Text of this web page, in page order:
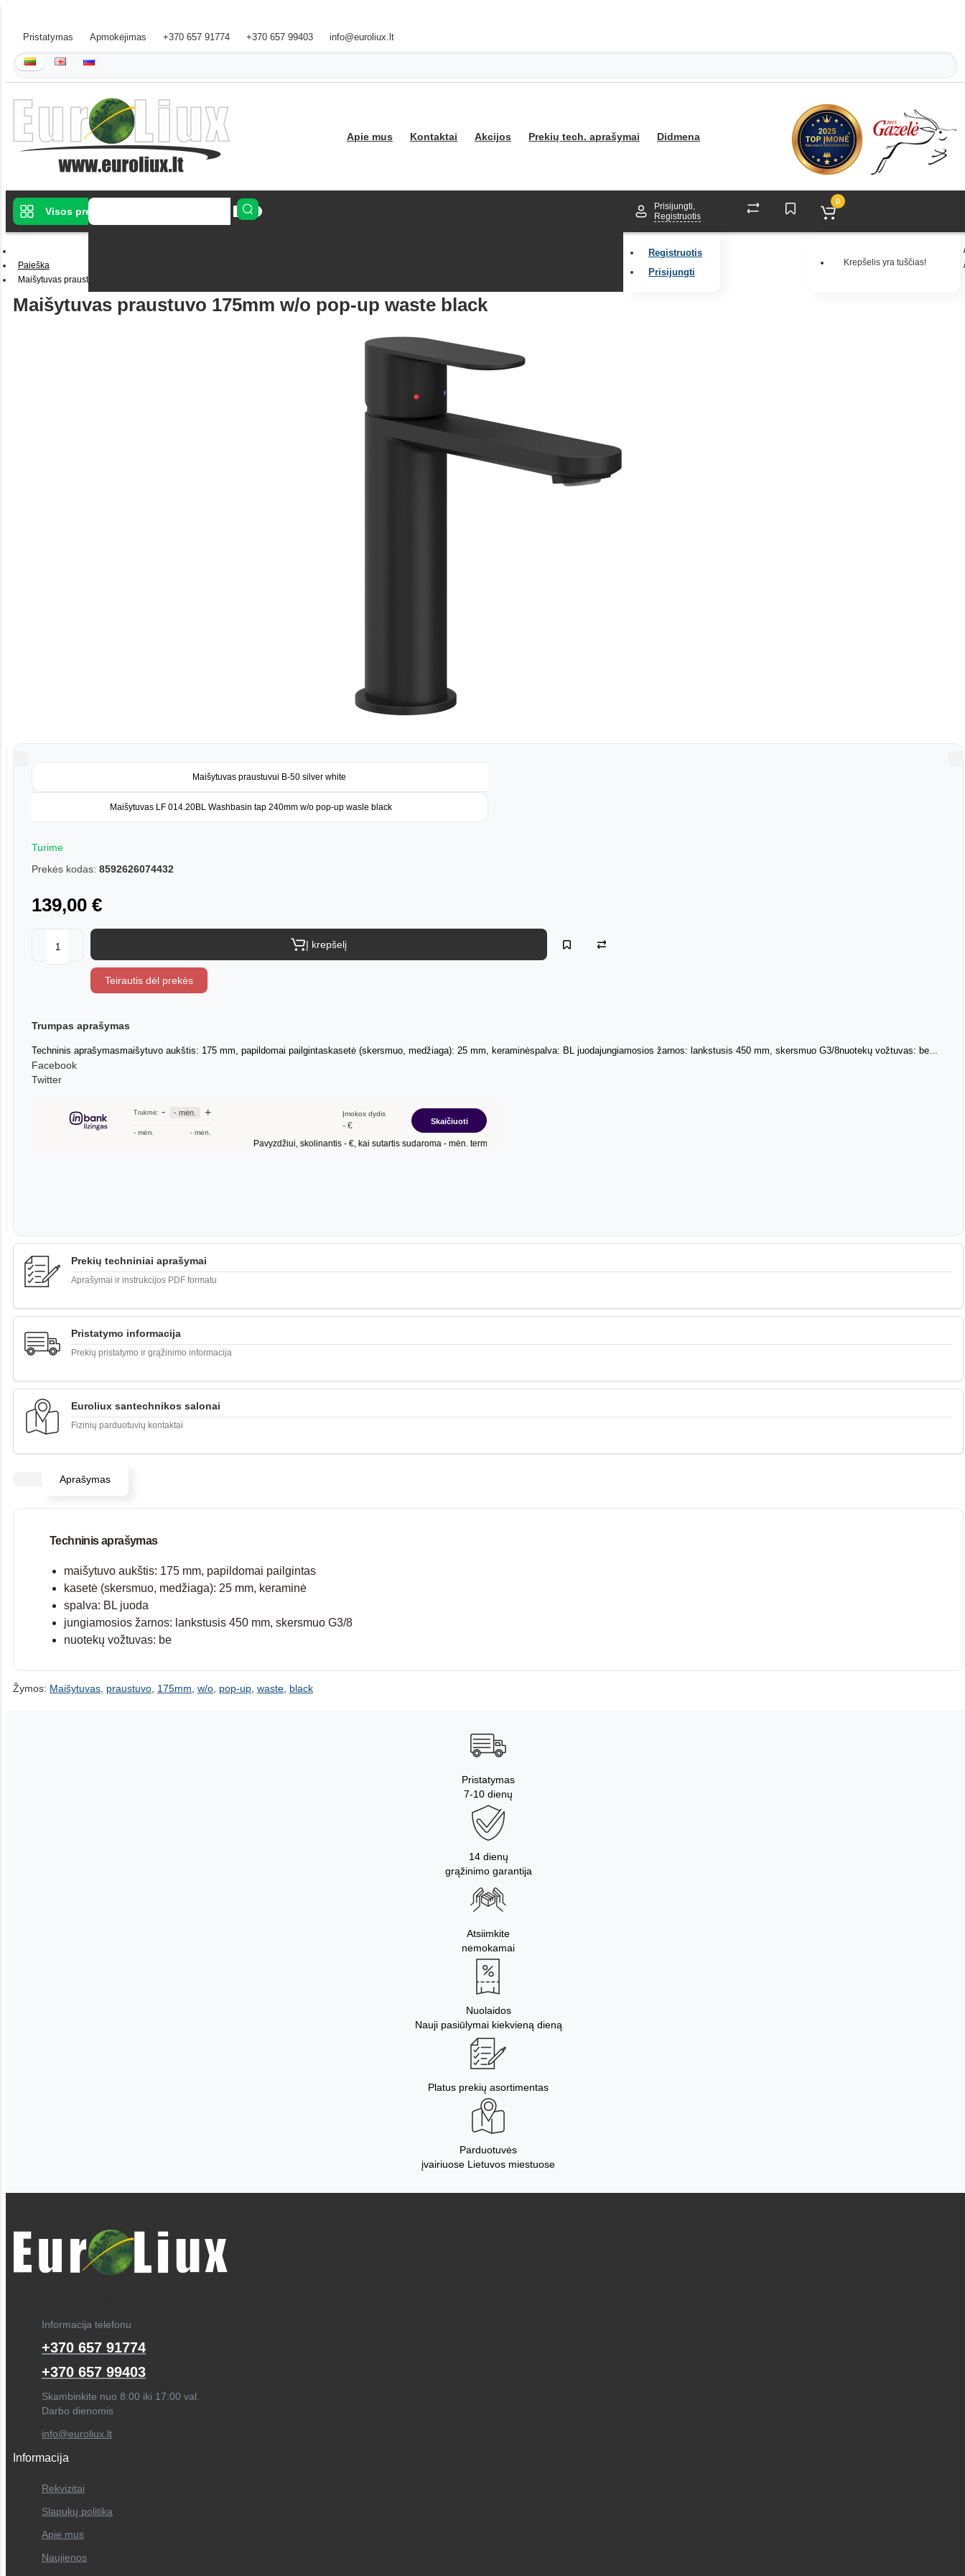
Pristatymas Apmokėjimas +370 657 91774 +370 657 99403 info@euroliux.lt
Apie mus Kontaktai Akcijos Prekių tech. aprašymai Didmena
Visos prekės
Prisijungti,
Registruotis
Registruotis
Prisijungti
0
Krepšelis yra tuščias!
Paieška
Maišytuvas praustuvo 175mm w/o pop-up waste black
Maišytuvas praustuvo 175mm w/o pop-up waste black
Maišytuvas praustuvui B-50 silver white
Maišytuvas LF 014.20BL Washbasin tap 240mm w/o pop-up wasle black
Turime
Prekės kodas: 8592626074432
139,00 €
Į krepšelį
Teirautis dėl prekės
Trumpas aprašymas
Techninis aprašymasmaišytuvo aukštis: 175 mm, papildomai pailgintaskasetė (skersmuo, medžiaga): 25 mm, keraminėspalva: BL juodajungiamosios žarnos: lankstusis 450 mm, skersmuo G3/8nuotekų vožtuvas: be...
Facebook
Twitter
Prekių techniniai aprašymai
Aprašymai ir instrukcijos PDF formatu
Pristatymo informacija
Prekių pristatymo ir grąžinimo informacija
Euroliux santechnikos salonai
Fizinių parduotuvių kontaktai
Aprašymas
Techninis aprašymas
maišytuvo aukštis: 175 mm, papildomai pailgintas
kasetė (skersmuo, medžiaga): 25 mm, keraminė
spalva: BL juoda
jungiamosios žarnos: lankstusis 450 mm, skersmuo G3/8
nuotekų vožtuvas: be
Žymos: Maišytuvas praustuvo 175mm w/o pop-up waste black
Pristatymas
7-10 dienų
14 dienų
grąžinimo garantija
Atsiimkite
nemokamai
Nuolaidos
Nauji pasiūlymai kiekvieną dieną
Platus prekių asortimentas
Parduotuvės
įvairiuose Lietuvos miestuose
Informacija telefonu
+370 657 91774
+370 657 99403
Skambinkite nuo 8:00 iki 17:00 val.
Darbo dienomis
info@euroliux.lt
Informacija
Rekvizitai
Slapukų politika
Apie mus
Naujienos